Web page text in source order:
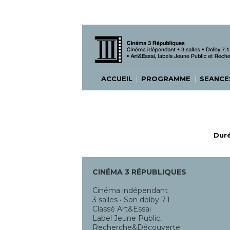
ACCUEIL | PROGRAMME |
CINÉMA 3 RÉPUBLIQUES
Cinéma indépendant
3 salles • Son dolby 7.1
Classé Art&Essai
Label Jeune Public,
Recherche&Découverte